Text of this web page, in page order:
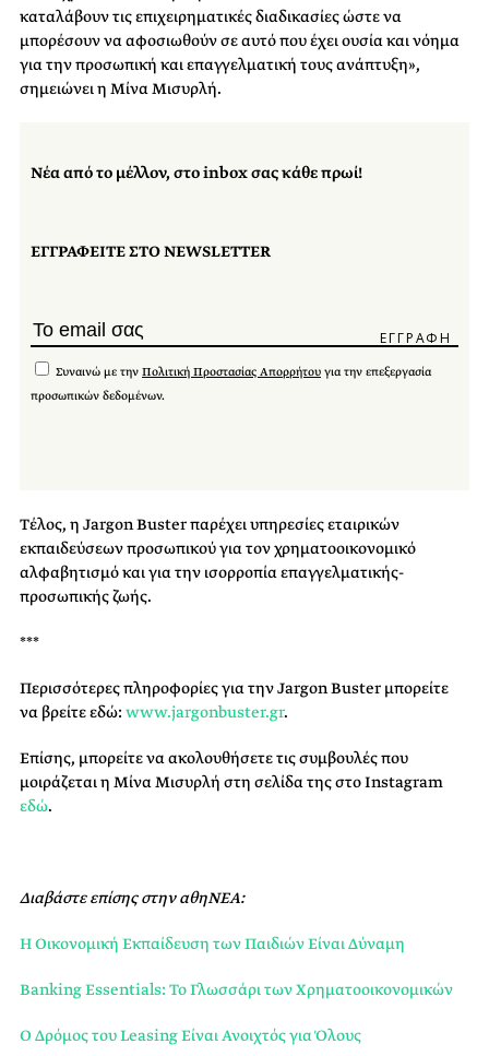
καταλάβουν τις επιχειρηματικές διαδικασίες ώστε να
μπορέσουν να αφοσιωθούν σε αυτό που έχει ουσία και νόημα
για την προσωπική και επαγγελματική τους ανάπτυξη»,
σημειώνει η Μίνα Μισυρλή.
Νέα από το μέλλον, στο inbox σας κάθε πρωί!
ΕΓΓΡΑΦΕΙΤΕ ΣΤΟ NEWSLETTER
Συναινώ με την Πολιτική Προστασίας Απορρήτου για την επεξεργασία
προσωπικών δεδομένων.
Τέλος, η Jargon Buster παρέχει υπηρεσίες εταιρικών
εκπαιδεύσεων προσωπικού για τον χρηματοοικονομικό
αλφαβητισμό και για την ισορροπία επαγγελματικής-
προσωπικής ζωής.
***
Περισσότερες πληροφορίες για την Jargon Buster μπορείτε
να βρείτε εδώ: www.jargonbuster.gr.
Επίσης, μπορείτε να ακολουθήσετε τις συμβουλές που
μοιράζεται η Μίνα Μισυρλή στη σελίδα της στο Instagram
εδώ.
Διαβάστε επίσης στην αθηΝΕΑ:
Η Οικονομική Εκπαίδευση των Παιδιών Είναι Δύναμη
Banking Essentials: Το Γλωσσάρι των Χρηματοοικονομικών
Ο Δρόμος του Leasing Είναι Ανοιχτός για Όλους